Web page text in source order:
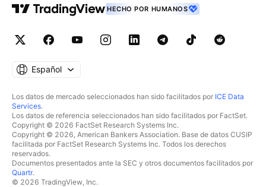
HECHO POR HUMANOS
Español
Los datos de mercado seleccionados han sido facilitados por ICE Data
Services.
Los datos de referencia seleccionados han sido facilitados por FactSet.
Copyright © 2026 FactSet Research Systems Inc.
Copyright © 2026, American Bankers Association. Base de datos CUSIP
facilitada por FactSet Research Systems Inc. Todos los derechos
reservados.
Documentos presentados ante la SEC y otros documentos facilitados por
Quartr.
© 2026 TradingView, Inc.